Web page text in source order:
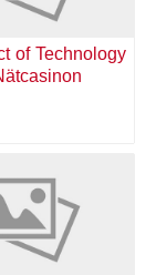
of Technology